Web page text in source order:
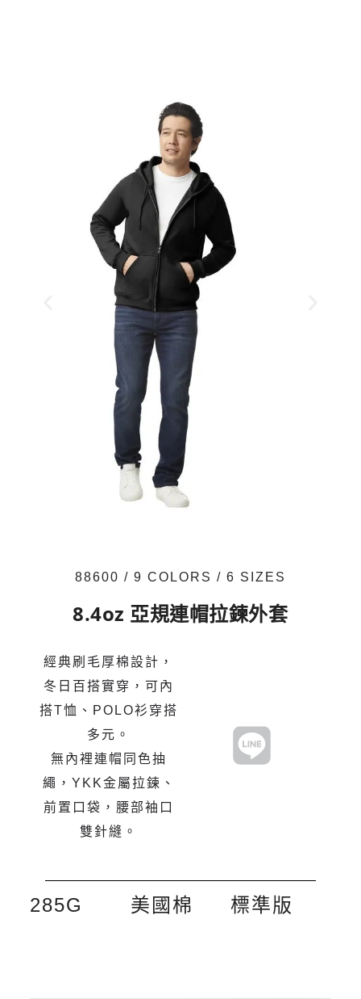
88600 / 9 COLORS / 6 SIZES
8.4oz 亞規連帽拉鍊外套
經典刷毛厚棉設計，
冬日百搭實穿，可內
搭T恤、POLO衫穿搭
多元。
無內裡連帽同色抽
繩，YKK金屬拉鍊、
前置口袋，腰部袖口
雙針縫。
285G 美國棉 標準版